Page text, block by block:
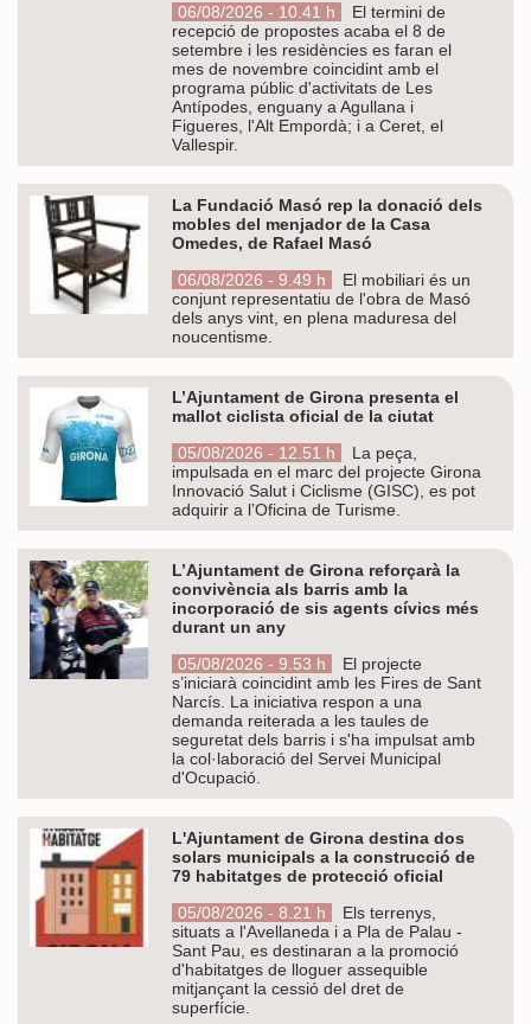
06/08/2026 - 10.41 h
El termini de
recepció de propostes acaba el 8 de
setembre i les residències es faran el
mes de novembre coincidint amb el
programa públic d'activitats de Les
Antípodes, enguany a Agullana i
Figueres, l'Alt Empordà; i a Ceret, el
Vallespir.
La Fundació Masó rep la donació dels
mobles del menjador de la Casa
Omedes, de Rafael Masó
06/08/2026 - 9.49 h
El mobiliari és un
conjunt representatiu de l'obra de Masó
dels anys vint, en plena maduresa del
noucentisme.
L’Ajuntament de Girona presenta el
mallot ciclista oficial de la ciutat
05/08/2026 - 12.51 h
La peça,
impulsada en el marc del projecte Girona
Innovació Salut i Ciclisme (GISC), es pot
adquirir a l’Oficina de Turisme.
L’Ajuntament de Girona reforçarà la
convivència als barris amb la
incorporació de sis agents cívics més
durant un any
05/08/2026 - 9.53 h
El projecte
s’iniciarà coincidint amb les Fires de Sant
Narcís. La iniciativa respon a una
demanda reiterada a les taules de
seguretat dels barris i s'ha impulsat amb
la col·laboració del Servei Municipal
d'Ocupació.
L'Ajuntament de Girona destina dos
solars municipals a la construcció de
79 habitatges de protecció oficial
05/08/2026 - 8.21 h
Els terrenys,
situats a l'Avellaneda i a Pla de Palau -
Sant Pau, es destinaran a la promoció
d'habitatges de lloguer assequible
mitjançant la cessió del dret de
superfície.